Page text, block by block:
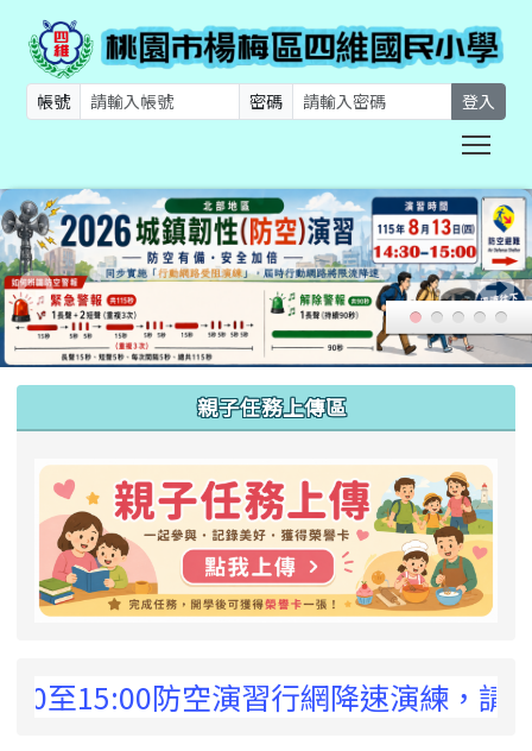
帳號 密碼 登入
親子任務上傳區
防空演習行網降速演練，請預為因